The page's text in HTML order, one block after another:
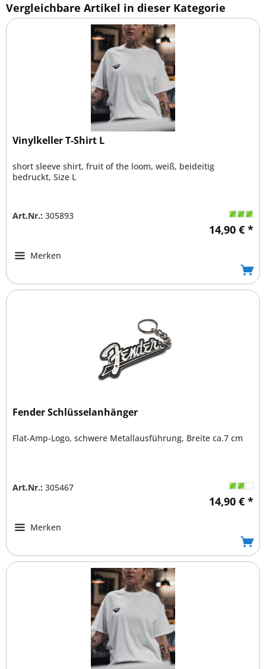
Vergleichbare Artikel in dieser Kategorie
Vinylkeller T-Shirt L
short sleeve shirt, fruit of the loom, weiß, beideitig
bedruckt, Size L
Art.Nr.: 305893
14,90 € *
Merken
Fender Schlüsselanhänger
Flat-Amp-Logo, schwere Metallausführung, Breite ca.7 cm
Art.Nr.: 305467
14,90 € *
Merken